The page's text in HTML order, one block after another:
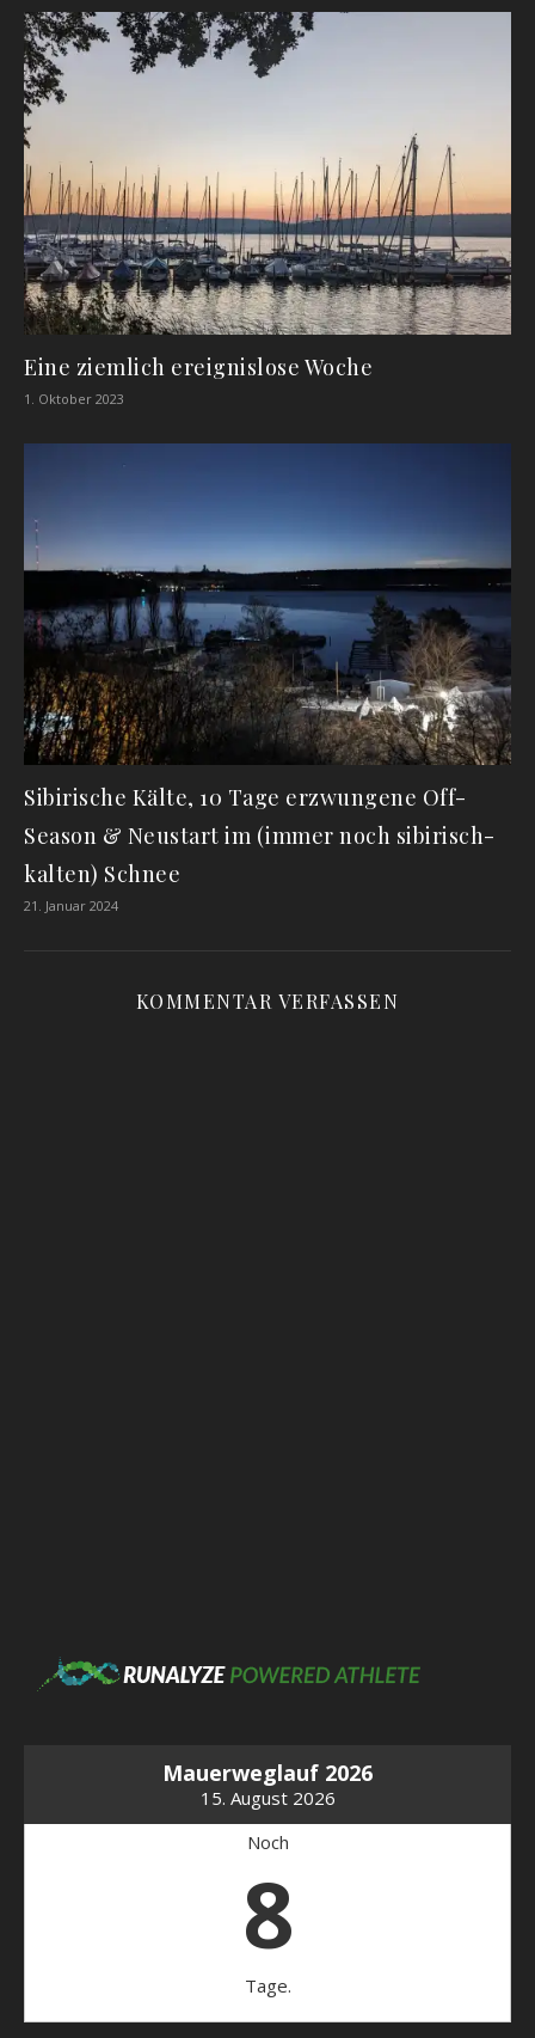
Eine ziemlich ereignislose Woche
1. Oktober 2023
Sibirische Kälte, 10 Tage erzwungene Off-
Season & Neustart im (immer noch sibirisch-
kalten) Schnee
21. Januar 2024
KOMMENTAR VERFASSEN
Mauerweglauf 2026
15. August 2026
Noch
8
Tage.